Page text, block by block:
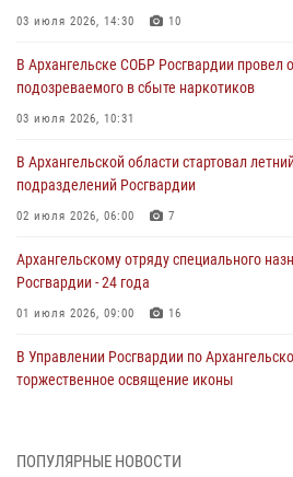
03 июля 2026, 14:30 10
В Архангельске СОБР Росгвардии
подозреваемого в сбыте наркотиков
03 июля 2026, 10:31
В Архангельской области стартовал
подразделений Росгвардии
02 июля 2026, 06:00 7
Архангельскому отряду специального
Росгвардии - 24 года
01 июля 2026, 09:00 16
В Управлении Росгвардии по
торжественное освящение иконы
Военнослужащие по призыву из
ПОПУЛЯРНЫЕ НОВОСТИ